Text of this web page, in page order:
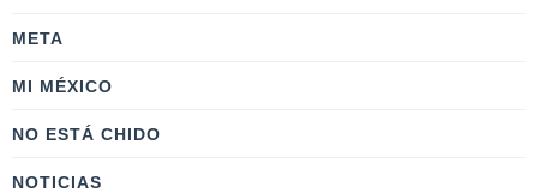
META
MI MÉXICO
NO ESTÁ CHIDO
NOTICIAS